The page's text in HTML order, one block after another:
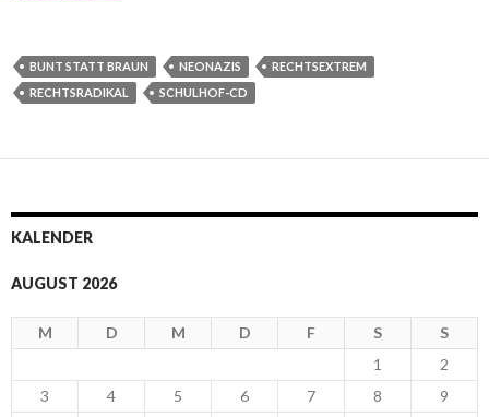
BUNT STATT BRAUN NEONAZIS
RECHTSEXTREM
RECHTSRADIKAL
SCHULHOF-CD
KALENDER
AUGUST 2026
M D M D F S
S
1
2
3
4 5 6 7 8
9